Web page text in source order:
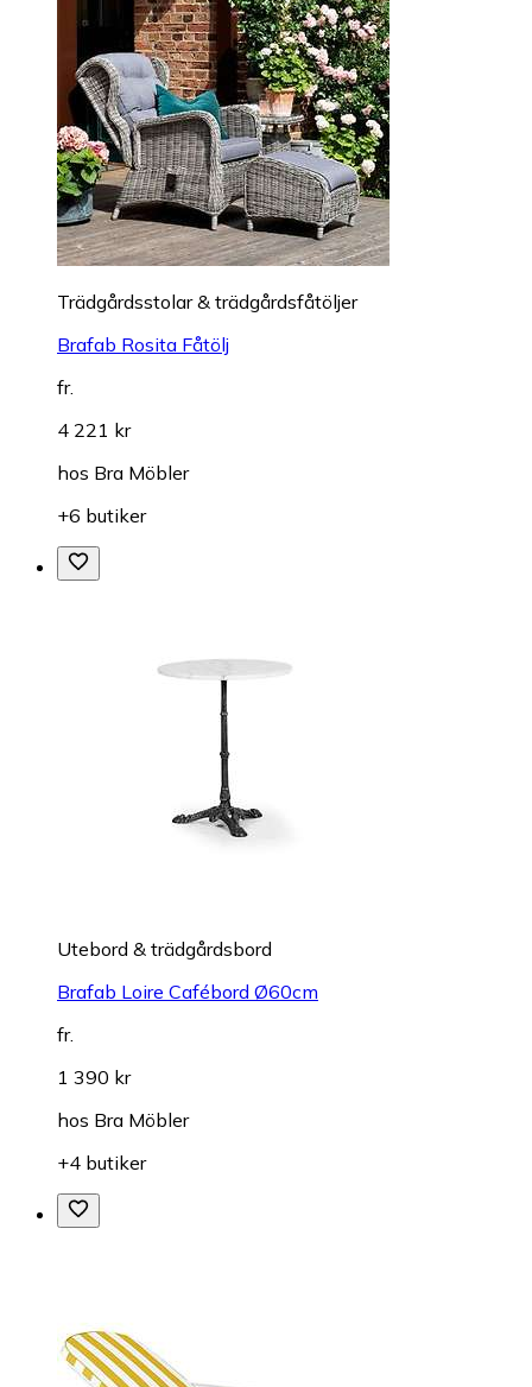
Trädgårdsstolar & trädgårdsfåtöljer
Brafab Rosita Fåtölj
fr.
4 221 kr
hos Bra Möbler
+6 butiker
Utebord & trädgårdsbord
Brafab Loire Cafébord Ø60cm
fr.
1 390 kr
hos Bra Möbler
+4 butiker